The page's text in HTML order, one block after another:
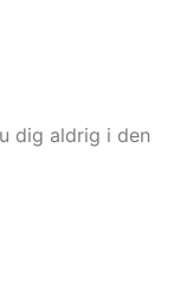
dig aldrig i den